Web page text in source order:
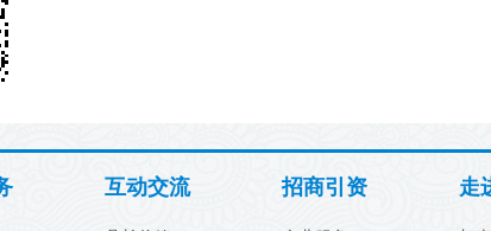
互动交流 招商引资 走